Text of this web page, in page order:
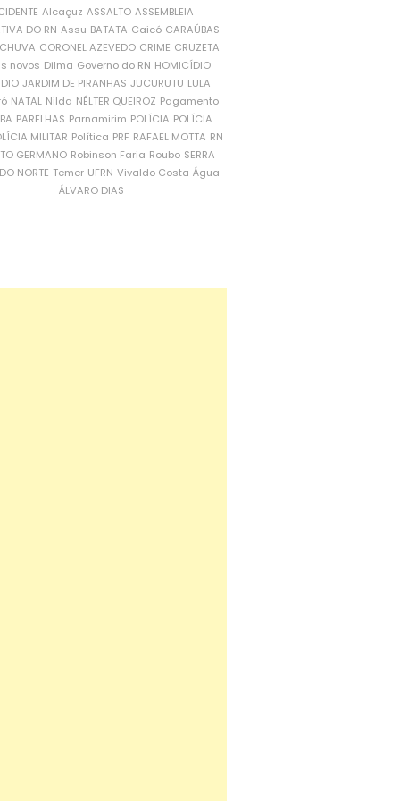
Alcaçuz ASSALTO ASSEMBLEIA
DO RN Assu BATATA Caicó CARAÚBAS
CORONEL AZEVEDO CRIME CRUZETA
novos Dilma Governo do RN HOMICÍDIO
JARDIM DE PIRANHAS JUCURUTU LULA
NATAL Nilda NÉLTER QUEIROZ Pagamento
PARELHAS Parnamirim POLÍCIA POLÍCIA
MILITAR Política PRF RAFAEL MOTTA RN
GERMANO Robinson Faria Roubo SERRA
NORTE Temer UFRN Vivaldo Costa Água
ÁLVARO DIAS